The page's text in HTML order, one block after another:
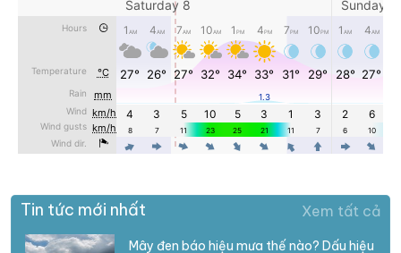
Tin tức mới nhất Xem tất cả
Mây đen báo hiệu mưa thế nào? Dấu hiệu